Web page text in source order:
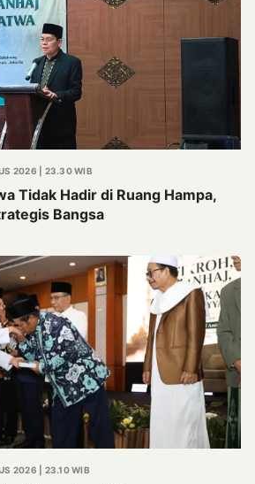
2026 | 23.30 WIB
Tidak Hadir di Ruang Hampa,
Bangsa
2026 | 23.10 WIB